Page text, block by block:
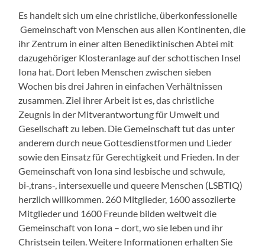
Es handelt sich um eine christliche, überkonfessionelle
Gemeinschaft von Menschen aus allen Kontinenten, die
ihr Zentrum in einer alten Benediktinischen Abtei mit
dazugehöriger Klosteranlage auf der schottischen Insel
Iona hat. Dort leben Menschen zwischen sieben
Wochen bis drei Jahren in einfachen Verhältnissen
zusammen. Ziel ihrer Arbeit ist es, das christliche
Zeugnis in der Mitverantwortung für Umwelt und
Gesellschaft zu leben. Die Gemeinschaft tut das unter
anderem durch neue Gottesdienstformen und Lieder
sowie den Einsatz für Gerechtigkeit und Frieden. In der
Gemeinschaft von Iona sind lesbische und schwule,
bi-,trans-, intersexuelle und queere Menschen (LSBTIQ)
herzlich willkommen. 260 Mitglieder, 1600 assoziierte
Mitglieder und 1600 Freunde bilden weltweit die
Gemeinschaft von Iona – dort, wo sie leben und ihr
Christsein teilen. Weitere Informationen erhalten Sie